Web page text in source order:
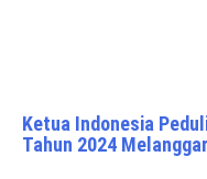
Ketua Indonesia
Tahun 2024